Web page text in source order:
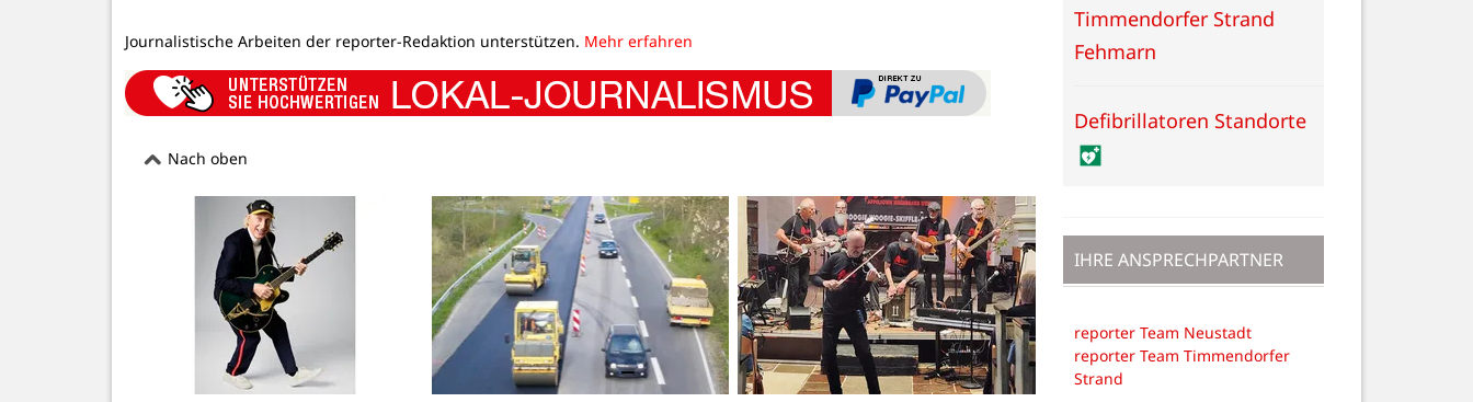
Journalistische Arbeiten der reporter-Redaktion unterstützen. Mehr erfahren
Nach oben
Timmendorfer Strand
Fehmarn
Defibrillatoren Standorte
IHRE ANSPRECHPARTNER
reporter Team Neustadt
reporter Team Timmendorfer
Strand